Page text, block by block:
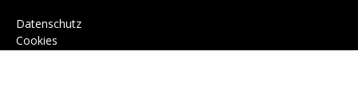
Datenschutz
Cookies